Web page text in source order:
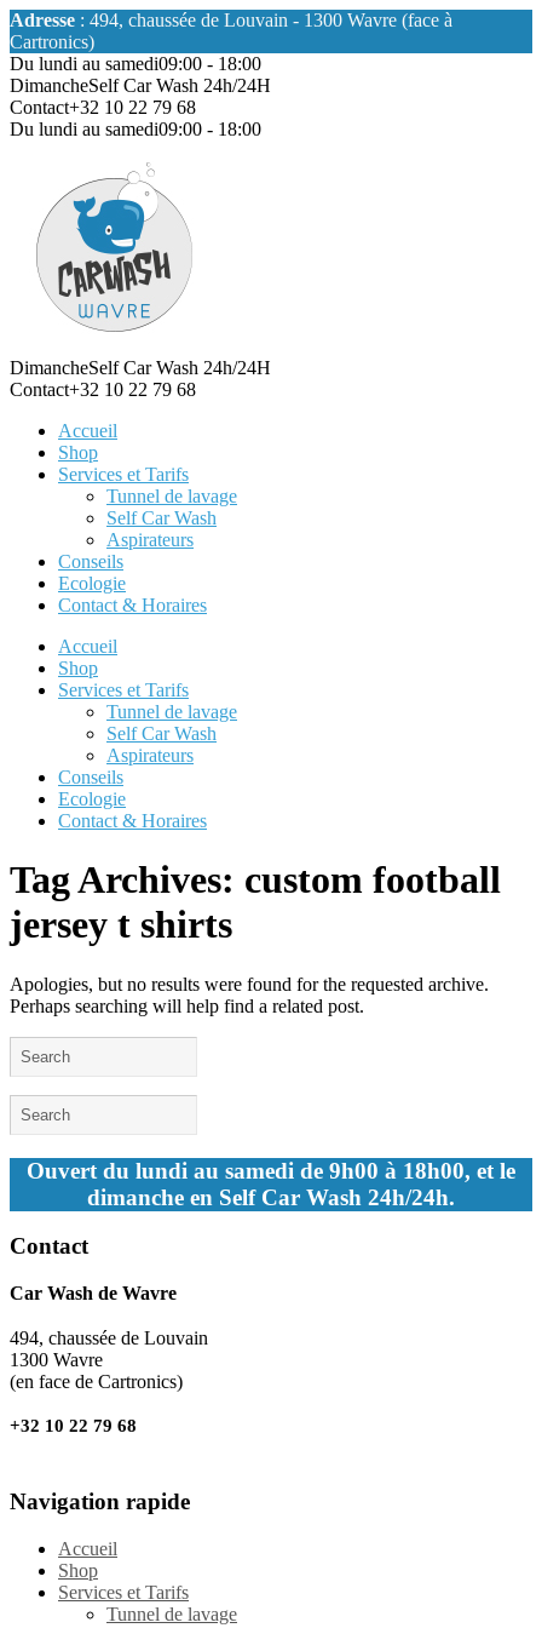
Adresse : 494, chaussée de Louvain - 1300 Wavre (face à
Cartronics)
Du lundi au samedi09:00 - 18:00
DimancheSelf Car Wash 24h/24H
Contact+32 10 22 79 68
Du lundi au samedi09:00 - 18:00
DimancheSelf Car Wash 24h/24H
Contact+32 10 22 79 68
Accueil
Shop
Services et Tarifs
Tunnel de lavage
Self Car Wash
Aspirateurs
Conseils
Ecologie
Contact & Horaires
Accueil
Shop
Services et Tarifs
Tunnel de lavage
Self Car Wash
Aspirateurs
Conseils
Ecologie
Contact & Horaires
Tag Archives: custom football
jersey t shirts
Apologies, but no results were found for the requested archive.
Perhaps searching will help find a related post.
Ouvert du lundi au samedi de 9h00 à 18h00, et le
dimanche en Self Car Wash 24h/24h.
Contact
Car Wash de Wavre
494, chaussée de Louvain
1300 Wavre
(en face de Cartronics)
+32 10 22 79 68
Navigation rapide
Accueil
Shop
Services et Tarifs
Tunnel de lavage